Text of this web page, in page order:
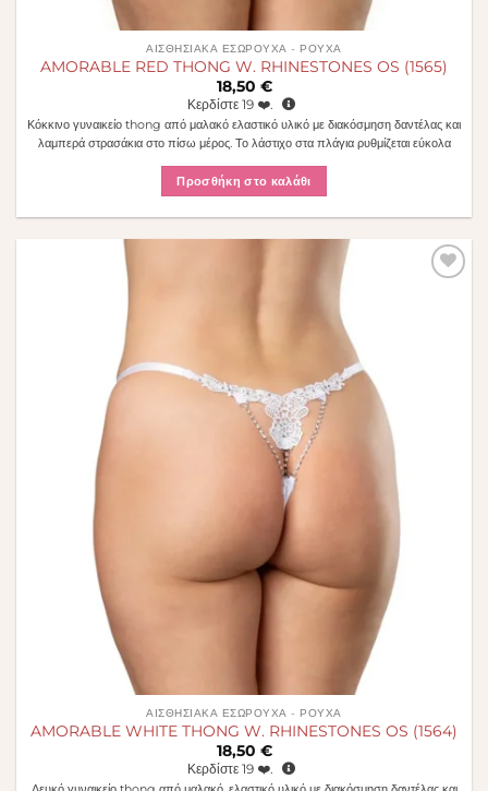
ΑΙΣΘΗΣΙΑΚΆ ΕΣΏΡΟΥΧΑ - ΡΟΎΧΑ
AMORABLE RED THONG W. RHINESTONES OS (1565)
18,50 €
Κερδίστε 19 ❤️.
Κόκκινο γυναικείο thong από μαλακό ελαστικό υλικό με διακόσμηση δαντέλας και
λαμπερά στρασάκια στο πίσω μέρος. Το λάστιχο στα πλάγια ρυθμίζεται εύκολα
Προσθήκη στο καλάθι
ΑΙΣΘΗΣΙΑΚΆ ΕΣΏΡΟΥΧΑ - ΡΟΎΧΑ
AMORABLE WHITE THONG W. RHINESTONES OS (1564)
18,50 €
Κερδίστε 19 ❤️.